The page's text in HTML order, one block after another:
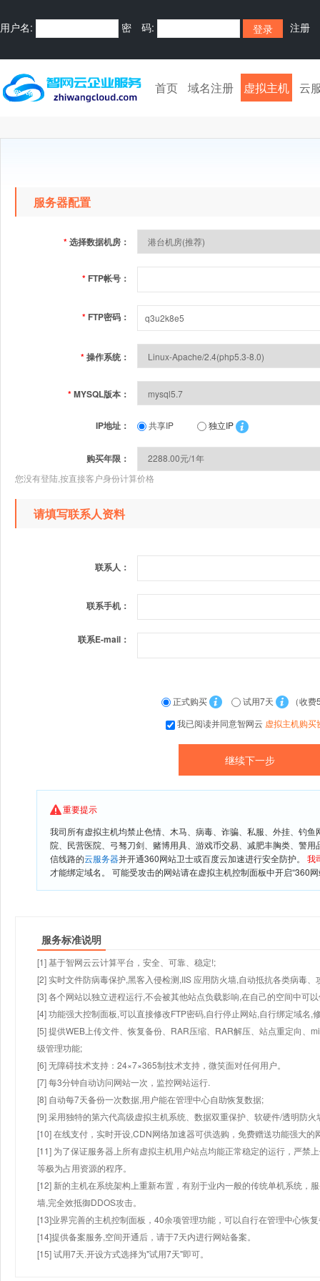
用户名: 密 码: 注册
首页 域名注册 虚拟主机 云
服务器配置
*选择数据机房：
* FTP帐号：
* FTP密码：
*操作系统：
*MYSQL版本：
IP地址： 共享IP 独立IP
购买年限：
您没有登陆,按直接客户身份计算价格
请填写联系人资料
联系人：
联系手机：
联系E-mail：
正式购买 试用7天
（收费
我已阅读并同意智网云 虚拟主机购买
重要提示
我司所有虚拟主机均禁止色情、木马、病毒、诈骗、私服、外挂、钓
院、民营医院、弓驽刀剑、赌博用具、游戏币交易、减肥丰胸类、警
信线路的云服务器并开通360网站卫士或百度云加速进行安全防护。 我
才能绑定域名。 可能受攻击的网站请在虚拟主机控制面板中开启“360
服务标准说明
[1] 基于智网云云计算平台，安全、可靠、稳定!;
[2] 实时文件防病毒保护,黑客入侵检测,IIS 应用防火墙,自动抵抗各类病毒、
[3] 各个网站以独立进程运行,不会被其他站点负载影响,在自己的空间中可
[4] 功能强大控制面板,可以直接修改FTP密码,自行停止网站,自行绑定域名,
[5] 提供WEB上传文件、恢复备份、RAR压缩、RAR解压、站点重定向、
级管理功能;
[6] 无障碍技术支持：24×7×365制技术支持，微笑面对任何用户。
[7] 每3分钟自动访问网站一次，监控网站运行.
[8] 自动每7天备份一次数据,用户能在管理中心自助恢复数据;
[9] 采用独特的第六代高级虚拟主机系统、数据双重保护、软硬件/透明防火
[10] 在线支付，实时开设,CDN网络加速器可供选购，免费赠送功能强大
[11] 为了保证服务器上所有虚拟主机用户站点均能正常稳定的运行，严禁
等极为占用资源的程序。
[12] 新的主机在系统架构上重新布置，有别于业内一般的传统单机系统，
墙,完全效抵御DDOS攻击。
[13]业界完善的主机控制面板，40余项管理功能，可以自行在管理中心恢
[14]提供备案服务,空间开通后，请于7天内进行网站备案。
[15] 试用7天.开设方式选择为"试用7天"即可。